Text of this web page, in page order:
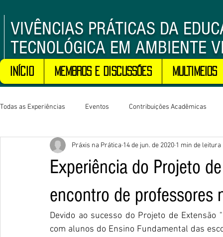
VIVÊNCIAS PRÁTICAS DA
TECNOLÓGICA EM AMBIENTE
Início Membros e Discussões MULTIMEIOS
Todas as Experiências Eventos Contribuições Acadêmicas
Experiência do Projeto
encontro de professores
Práxis na Prática 14 de jun. de 2020 1 min de leitura
Devido ao sucesso do Projeto de Extensão
com alunos do Ensino Fundamental das